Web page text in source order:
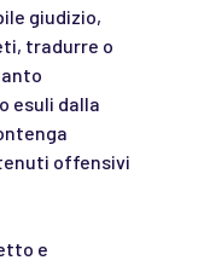
giudizio,
tradurre o
esuli dalla
offensivi
e